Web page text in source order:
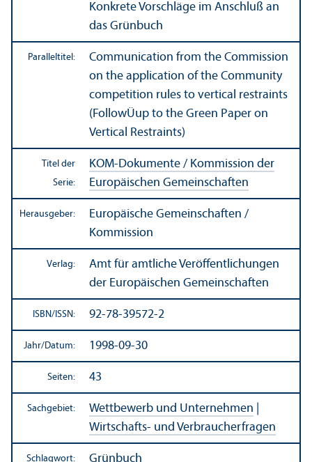
Konkrete Vorschläge im Anschluß an
das Grünbuch
Paralleltitel:
Communication from the Commission
on the application of the Community
competition rules to vertical restraints
(FollowÜup to the Green Paper on
Vertical Restraints)
Titel der
Serie:
KOM-Dokumente / Kommission der
Europäischen Gemeinschaften
Herausgeber:
Europäische Gemeinschaften /
Kommission
Verlag:
Amt für amtliche Veröffentlichungen
der Europäischen Gemeinschaften
ISBN/ISSN: 92-78-39572-2
Jahr/Datum: 1998-09-30
Seiten: 43
Sachgebiet: Wettbewerb und Unter­nehmen
Wirtschafts- und Verbraucherfragen
Schlagwort: Grünbuch